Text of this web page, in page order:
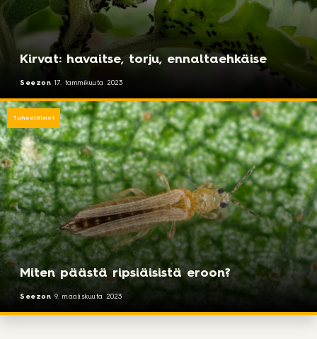
Kirvat: havaitse, torju, ennaltaehkäise
Seezon 17. tammikuuta 2023
Miten päästä ripsiäisistä eroon?
Seezon 9. maaliskuuta 2023
Tuhoeläimet